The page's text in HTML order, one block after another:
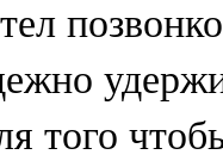
того